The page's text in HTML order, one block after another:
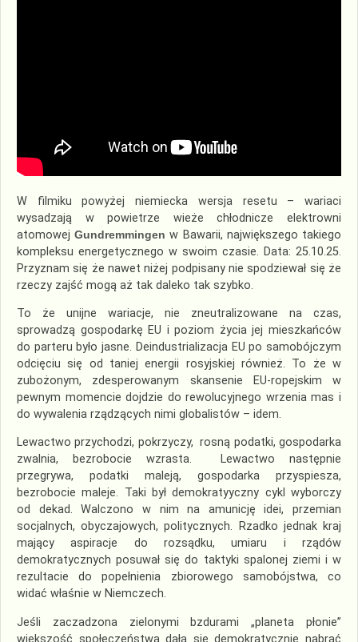
W filmiku powyżej niemiecka wersja resetu – wariaci
wysadzają w powietrze wieże chłodnicze elektrowni
atomowejGundremmingen w Bawarii, największego takiego
kompleksu energetycznego w swoim czasie. Data: 25.10.25.
Przyznam się że nawet niżej podpisany nie spodziewał się że
rzeczy zajść mogą aż tak daleko tak szybko.
To że unijne wariacje, nie zneutralizowane na czas,
sprowadzą gospodarkę EU i poziom życia jej mieszkańców
do parteru było jasne. Deindustrializacja EU po samobójczym
odcięciu się od taniej energii rosyjskiej również. To że w
zubożonym, zdesperowanym skansenie EU-ropejskim w
pewnym momencie dojdzie do rewolucyjnego wrzenia mas i
do wywalenia rządzących nimi globalistów – idem.
Lewactwo przychodzi, pokrzyczy, rosną podatki, gospodarka
zwalnia, bezrobocie wzrasta. Lewactwo następnie
przegrywa, podatki maleją, gospodarka przyspiesza,
bezrobocie maleje. Taki był demokratyyczny cykl wyborczy
od dekad. Walczono w nim na amunicję idei, przemian
socjalnych, obyczajowych, politycznych. Rzadko jednak kraj
mający aspiracje do rozsądku, umiaru i rządów
demokratycznych posuwał się do taktyki spalonej ziemi i w
rezultacie do popełnienia zbiorowego samobójstwa, co
widać właśnie w Niemczech.
Jeśli zaczadzona zielonymi bzdurami „planeta płonie”
większość społeczeństwa dała się demokratycznie nabrać